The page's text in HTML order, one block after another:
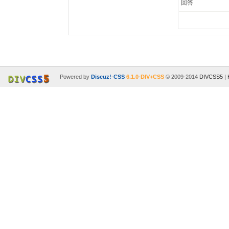
回答
Powered byDiscuz!-CSS 6.1.0-DIV+CSS © 2009-2014 DIVCSS5 |